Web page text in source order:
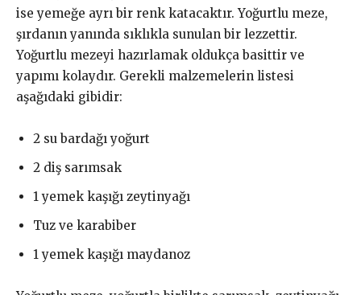
ise yemeğe ayrı bir renk katacaktır. Yoğurtlu meze,
şırdanın yanında sıklıkla sunulan bir lezzettir.
Yoğurtlu mezeyi hazırlamak oldukça basittir ve
yapımı kolaydır. Gerekli malzemelerin listesi
aşağıdaki gibidir:
2 su bardağı yoğurt
2 diş sarımsak
1 yemek kaşığı zeytinyağı
Tuz ve karabiber
1 yemek kaşığı maydanoz